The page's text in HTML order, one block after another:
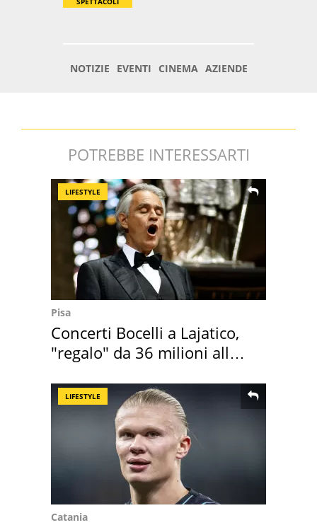
POTREBBE INTERESSARTI
LIFESTYLE
Pisa
Concerti Bocelli a Lajatico,
"regalo" da 36 milioni alla
LIFESTYLE
Catania